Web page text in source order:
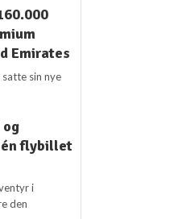
Emirates
sin nye
og
én flybillet
i
den